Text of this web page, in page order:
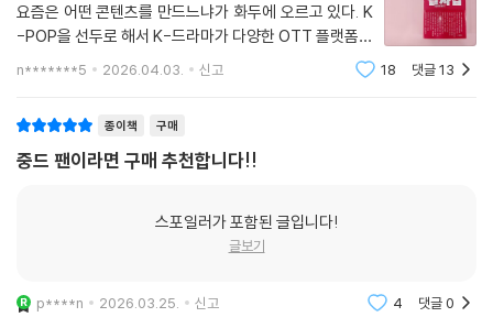
[2장 영화] 가슴속에 강렬한 여운을 남길 중화권 영화의 세계로 초대합니
소년시절의 너
대지진
그 시절, 우리가 좋아했던 소녀
작고 작은 나
요즘은 어떤 콘텐츠를 만드느냐가 화두에 오르고 있다. K
-POP을 선두로 해서 K-드라마가 다양한 OTT 플랫폼을
통해 전세계의 주목을 받고 이로인한 엄청난 수익을 끌어
올리는데다가, OTT 서비스를 통해 다양한 나라의 콘텐
n*******5 2026.04.03. 신고 18 댓글13
종이책 구매
중드 팬이라면 구매 추천합니다!!
스포일러가 포함된 글입니다!
글보기
p****n 2026.03.25. 신고 4 댓글0